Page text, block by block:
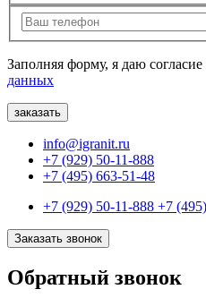
Заполняя форму, я даю согласие
данных
info@igranit.ru
+7 (929) 50-11-888
+7 (495) 663-51-48
+7 (929) 50-11-888 +7
Заказать звонок
Обратный звонок